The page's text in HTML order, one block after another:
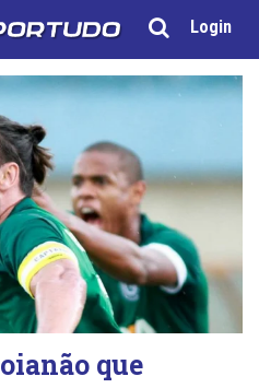
Login
que